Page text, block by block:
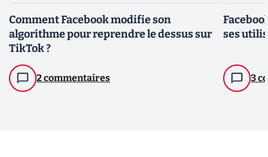
Comment Facebook modifie son
algorithme pour reprendre le dessus sur
TikTok ?
2 commentaires
ses
3